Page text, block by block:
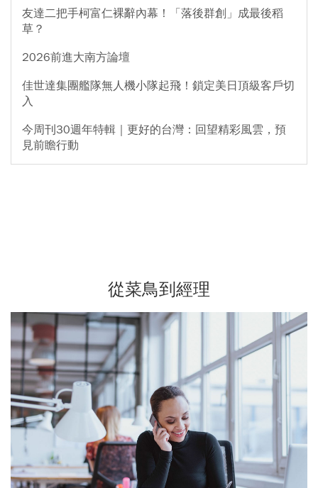
友達二把手柯富仁裸辭內幕！「落後群創」成最後稻
草？
2026前進大南方論壇
佳世達集團艦隊無人機小隊起飛！鎖定美日頂級客戶切
入
今周刊30週年特輯｜更好的台灣：回望精彩風雲，預
見前瞻行動
從菜鳥到經理